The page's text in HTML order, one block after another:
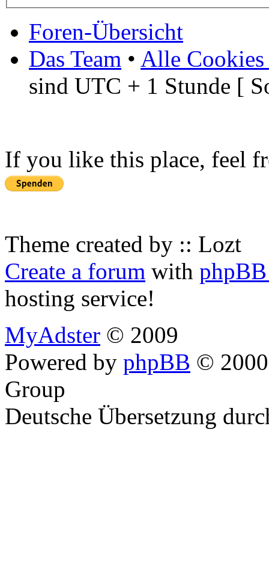
Foren-Übersicht
Das Team • Alle Cookies
sind UTC + 1 Stunde [
If you like this place, feel
Theme created by :: Lozt
Create a forum with
hosting service!
MyAdster © 2009
Powered by phpBB ©
Group
Deutsche Übersetzung